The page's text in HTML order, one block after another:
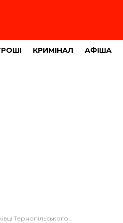
КРИМІНАЛ АФІША
району трапилося жорстоке вбивство